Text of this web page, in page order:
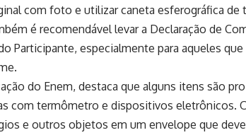
com foto e utilizar caneta esferográfica de
é recomendável levar a Declaração de
Participante, especialmente para aqueles
do Enem, destaca que alguns itens são
com termômetro e dispositivos eletrônicos.
e outros objetos em um envelope que